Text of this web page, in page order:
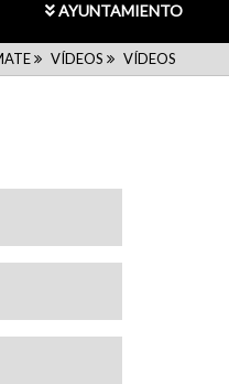
AYUNTAMIENTO
VÍDEOS VÍDEOS